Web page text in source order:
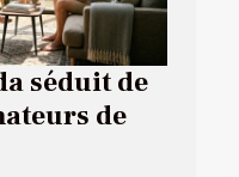
séduit de
de